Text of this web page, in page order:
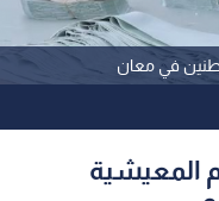
في معان
المعيشية